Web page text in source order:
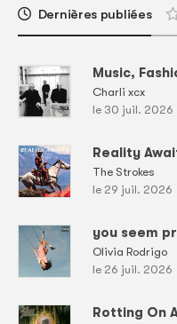
Dernières publiées
Music,
Charli xcx
le 30 juil. 2026
Reality
The Strokes
le 29 juil. 2026
you seem
Olivia Rodrigo
le 26 juil. 2026
Rotting On